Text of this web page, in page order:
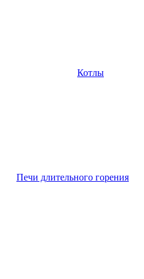
Котлы
Печи длительного горения